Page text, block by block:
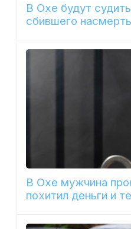
В Охе будут
сбившего
В Охе мужчина
похитил деньги и